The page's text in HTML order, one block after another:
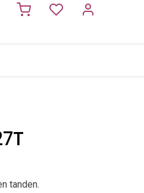
PROMO NIEUW!
tanden.